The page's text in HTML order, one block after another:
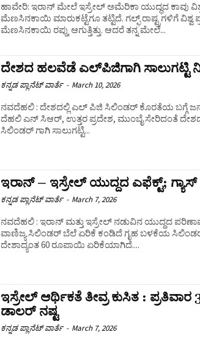
ಹಾವೇರಿ: ಇರಾನ್ ಮೇಲೆ ಇಸ್ರೇಲ್ ಅಮೆರಿಕಾ ಯುದ್ಧದ ಕಾವು ವಿಶ್ವ
ಮೆಣಸಿನಕಾಯಿ ಮಾರುಕಟ್ಟೆಗೂ ತಟ್ಟಿದೆ. ಗಲ್ಫ್ ರಾಷ್ಟ್ರಗಳಿಗೆ ವಿಶ್ವ
ಮೆಣಸಿನಕಾಯಿ ರಪ್ತು ಆಗುತ್ತಿತ್ತು. ಆದರೆ ತನ್ನ ಮೇಲೆ...
ದೇಶದ ಹಲವೆಡೆ ಎಲ್‌ಪಿಜಿಗಾಗಿ ಸಾಲುಗಟ್ಟಿ
ಕನ್ನಡ ಪ್ಲಾನೆಟ್ ವಾರ್ತೆ - March 10, 2026
ನವದೆಹಲಿ : ದೇಶದಲ್ಲಿ ಎಲ್ ಪಿಜಿ ಸಿಲಿಂಡರ್ ಕೊರತೆಯ ಬಗ್ಗೆ ಜನ
ದೆಹಲಿ ಎನ್ ಸಿಆರ್, ಉತ್ತರ ಪ್ರದೇಶ, ಮುಂಬೈ ಸೇರಿದಂತೆ
ಸಿಲಿಂಡರ್ ಗಾಗಿ ಸಾಲುಗಟ್ಟಿ...
ಇರಾನ್ – ಇಸ್ರೇಲ್ ಯುದ್ದದ ಎಫೆಕ್ಟ್;
ಕನ್ನಡ ಪ್ಲಾನೆಟ್ ವಾರ್ತೆ - March 7, 2026
ನವದೆಹಲಿ : ಇರಾನ್ ಮತ್ತು ಇಸ್ರೇಲ್ ನಡುವಿನ ಯುದ್ದದ
ವಾಣಿಜ್ಯ ಸಿಲಿಂಡರ್ ಬೆಲೆ ಏರಿಕೆ ಕಂಡಿದೆ ಗೃಹ ಬಳಕೆಯ ಸಿಲಿಂಡರ್ (14.2 ಕೆಜಿ) ಬೆಲೆ
ದೇಶಾದ್ಯಂತ 60 ರೂಪಾಯಿ ಏರಿಕೆಯಾಗಿದೆ....
ಇಸ್ರೇಲ್ ಆರ್ಥಿಕತೆ ತೀವ್ರ ಕುಸಿತ :
ಡಾಲರ್ ನಷ್ಟ
ಕನ್ನಡ ಪ್ಲಾನೆಟ್ ವಾರ್ತೆ - March 7, 2026